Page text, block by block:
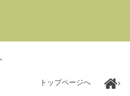
トップページへ